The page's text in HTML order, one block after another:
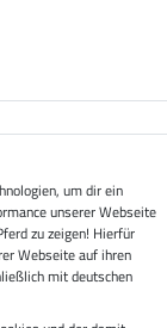
um dir ein
unserer Webseite
zu zeigen! Hierfür
Webseite auf ihren
mit deutschen